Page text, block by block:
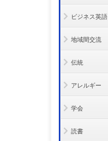
ビジネス英語
地域間交流
伝統
アレルギー
学会
読書